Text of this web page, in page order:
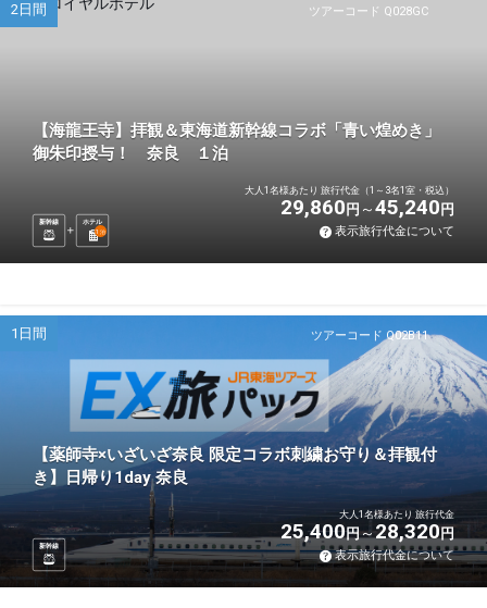
ツアーコード Q028GC
2日間
【海龍王寺】拝観＆東海道新幹線コラボ「青い煌めき」
御朱印授与！ 奈良 １泊
新幹線
ホテル
1 泊
大人1名様あたり 旅行代金（1～3名1室・税込）
29,860 円 45,240 円
表示旅行代金について
ツアーコード Q02B11
1日間
【薬師寺×いざいざ奈良 限定コラボ刺繍お守り＆拝観付
き】日帰り1day 奈良
新幹線
大人1名様あたり 旅行代金
25,400円 28,320円
表示旅行代金について